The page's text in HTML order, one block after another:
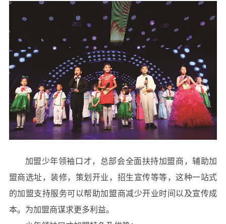
加盟少年领袖口才，总部会全面扶持加盟商，辅助加
盟商选址，装修，策划开业，招生宣传等等，这种一站式
的加盟支持服务可以帮助加盟商减少开业时间以及宣传成
本。为加盟商谋求更多利益。